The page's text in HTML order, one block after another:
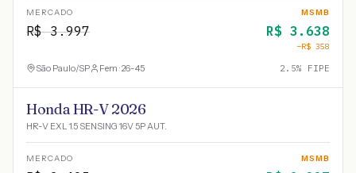
MERCADO
R$3.997
MSMB
R$ 3.638
−R$ 358
São Paulo/SP Fem · 26-45 2.5% FIPE
Honda HR-V 2026
HR-V EXL 1.5 SENSING 16V 5P AUT.
MERCADO MSMB